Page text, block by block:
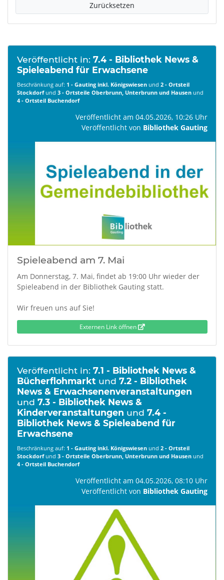
Zurücksetzen
Veröffentlicht in: 7.4 - Bibliothek News &
Spieleabend für Erwachsene
Beschränkung auf: 1 - Gauting inkl. Königswiesen und 2 - Ortsteil
Stockdorf und 3 - Ortsteile Oberbrunn, Unterbrunn und Hausen und
4 - Ortsteil Buchendorf
Veröffentlicht am 04.05.2026, 10:26 Uhr
Veröffentlicht von Bibliothek Gauting
Spieleabend am 7. Mai
Am Donnerstag, 7. Mai, findet ab 19:00 Uhr wieder der
Spieleabend in der Bibliothek Gauting statt.
Wir freuen uns auf Sie!
Externen Link öffnen
Veröffentlicht in: 7.1 - Bibliothek News &
Bücherflohmarkt und 7.2 - Bibliothek
News & Erwachsenenveranstaltungen
und 7.3 - Bibliothek News &
Kinderveranstaltungen und 7.4 -
Bibliothek News & Spieleabend für
Erwachsene
Beschränkung auf: 1 - Gauting inkl. Königswiesen und 2 - Ortsteil
Stockdorf und 3 - Ortsteile Oberbrunn, Unterbrunn und Hausen und
4 - Ortsteil Buchendorf
Veröffentlicht am 04.05.2026, 08:10 Uhr
Veröffentlicht von Bibliothek Gauting